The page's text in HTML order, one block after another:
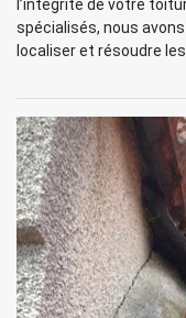
l’intégrité de votre
spécialisés, nous
localiser et résoudre